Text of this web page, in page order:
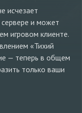
исчезает
и может
игровом клиенте.
«Тихий
— теперь в общем
только ваши